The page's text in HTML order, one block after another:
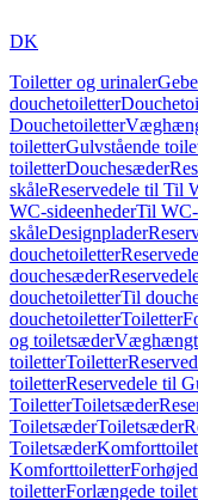
DK
Toiletter og urinaler
douchetoiletter
Douchetoiletter
toiletterGulvstående
toiletterDouchesæder
skåleReservedele til Til
WC-sideenhederTil
skåleDesignplader
douchetoiletter
douchesæder
douchetoiletterTil
douchetoiletterToiletter
og toiletsæder
toiletterToiletter
toiletterReservedele til
ToiletterToiletsæder
ToiletsæderToiletsæder
Toiletsæder
Komforttoiletter
toiletterForlængede